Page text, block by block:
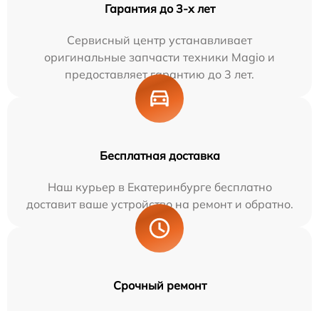
Гарантия до 3-х лет
Сервисный центр устанавливает
оригинальные запчасти техники Magio и
предоставляет гарантию до 3 лет.
Бесплатная доставка
Наш курьер в Екатеринбурге бесплатно
доставит ваше устройство на ремонт и обратно.
Срочный ремонт